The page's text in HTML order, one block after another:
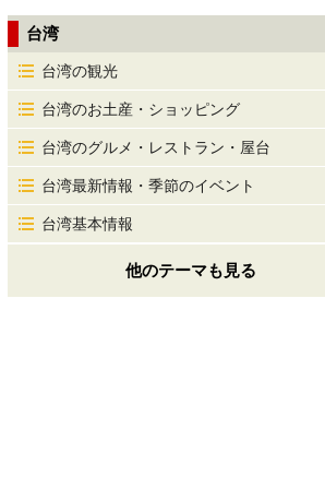
台湾
台湾の観光
台湾のお土産・ショッピング
台湾のグルメ・レストラン・屋台
台湾最新情報・季節のイベント
台湾基本情報
他のテーマも見る